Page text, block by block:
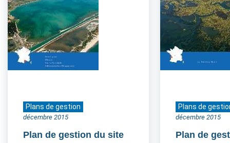
Plans de gestion
décembre 2015
Plan de gestion du site
Plans de
décembre 2015
Plan de